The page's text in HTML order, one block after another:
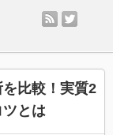
rss
を比較！実質2
とは